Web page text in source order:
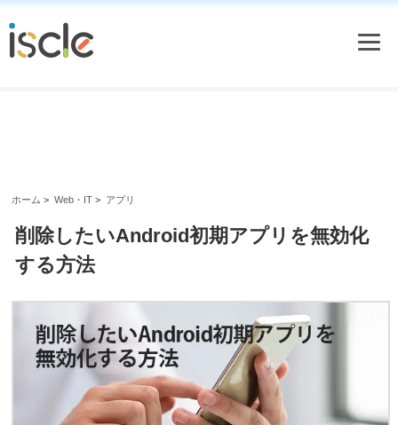
ホーム > Web・IT > アプリ
削除したいAndroid初期アプリを無効化
する方法